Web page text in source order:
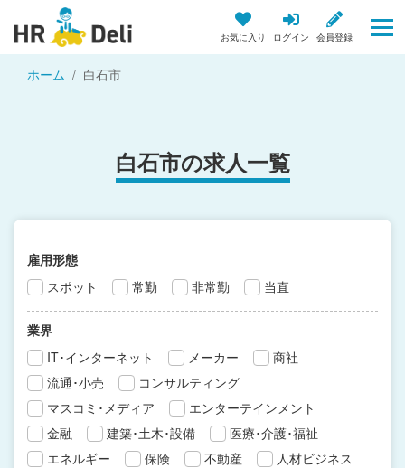
お気に入り ログイン 会員登録
ホーム 白石市
白石市の求人一覧
雇用形態
スポット
常勤 非常勤 当直
業界
IT･インターネット
メーカー
商社
流通･小売
コンサルティング
マスコミ･メディア
エンターテインメント
金融
建築･土木･設備
医療･介護･福祉
エネルギー
保険 不動産
人材ビジネス